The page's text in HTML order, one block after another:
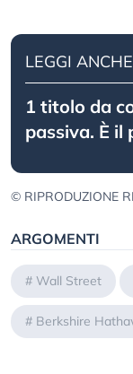
LEGGI ANCHE
1 titolo da
passiva. È
© RIPRODUZIONE
ARGOMENTI
# Wall Street
# Berkshire